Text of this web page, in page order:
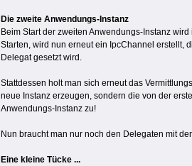
Die zweite Anwendungs-Instanz
Beim Start der zweiten Anwendungs-Instanz
Starten, wird nun erneut ein IpcChannel erstellt,
Delegat gesetzt wird.
Stattdessen holt man sich erneut das
neue Instanz erzeugen, sondern die von der
Anwendungs-Instanz zu!
Nun braucht man nur noch den Delegaten mit
Eine kleine Tücke ...